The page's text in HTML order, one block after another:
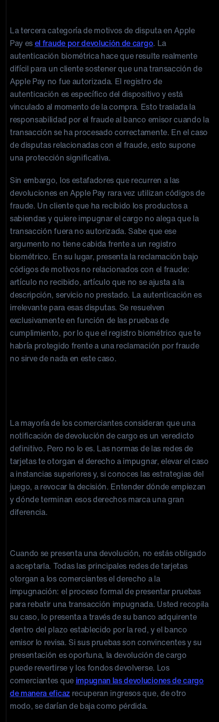
La tercera categoría de motivos de disputa en Apple
Pay esel fraude por devolución de cargo. La
autenticación biométrica hace que resulte realmente
difícil para un cliente sostener que una transacción de
Apple Pay no fue autorizada. El registro de
autenticación es específico del dispositivo y está
vinculado al momento de la compra. Esto traslada la
responsabilidad por el fraude al banco emisor cuando la
transacción se ha procesado correctamente. En el caso
de disputas relacionadas con el fraude, esto supone
una protección significativa.
Sin embargo, los estafadores que recurren a las
devoluciones en Apple Pay rara vez utilizan códigos de
fraude. Un cliente que ha recibido los productos a
sabiendas y quiere impugnar el cargo no alega que la
transacción fuera no autorizada. Sabe que ese
argumento no tiene cabida frente a un registro
biométrico. En su lugar, presenta la reclamación bajo
códigos de motivos no relacionados con el fraude:
artículo no recibido, artículo que no se ajusta a la
descripción, servicio no prestado. La autenticación es
irrelevante para esas disputas. Se resuelven
exclusivamente en función de las pruebas de
cumplimiento, por lo que el registro biométrico que te
habría protegido frente a una reclamación por fraude
no sirve de nada en este caso.
La mayoría de los comerciantes consideran que una
notificación de devolución de cargo es un veredicto
definitivo. Pero no lo es. Las normas de las redes de
tarjetas te otorgan el derecho a impugnar, elevar el caso
a instancias superiores y, si conoces las estrategias del
juego, a revocar la decisión. Entender dónde empiezan
y dónde terminan esos derechos marca una gran
diferencia.
Cuando se presenta una devolución, no estás obligado
a aceptarla. Todas las principales redes de tarjetas
otorgan a los comerciantes el derecho a la
impugnación: el proceso formal de presentar pruebas
para rebatir una transacción impugnada. Usted recopila
su caso, lo presenta a través de su banco adquirente
dentro del plazo establecido por la red, y el banco
emisor lo revisa. Si sus pruebas son convincentes y su
presentación es oportuna, la devolución de cargo
puede revertirse y los fondos devolverse. Los
comerciantes que impugnan las devoluciones de cargo
de manera eficazrecuperan ingresos que, de otro
modo, se darían de baja como pérdida.